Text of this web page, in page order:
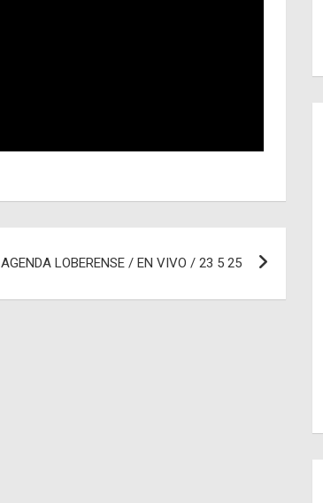
AGENDA LOBERENSE / EN VIVO / 23 5 25